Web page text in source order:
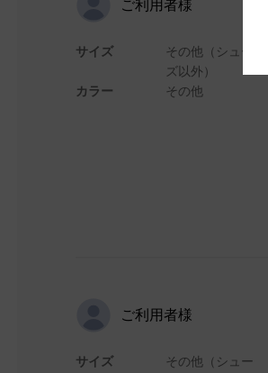
ご利用者様
サイズ
カラー
その他（シュー
ズ以外）
その他
ご利用者様
サイズ
その他（シュー